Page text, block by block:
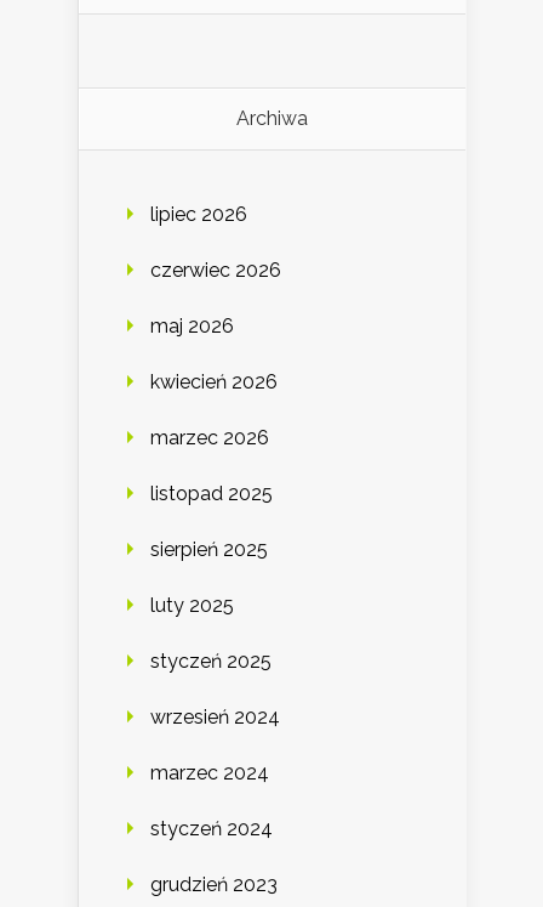
Archiwa
lipiec 2026
czerwiec 2026
maj 2026
kwiecień 2026
marzec 2026
listopad 2025
sierpień 2025
luty 2025
styczeń 2025
wrzesień 2024
marzec 2024
styczeń 2024
grudzień 2023